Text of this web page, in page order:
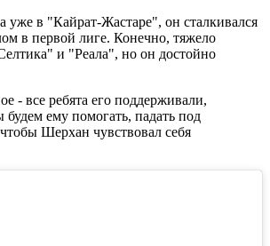
уже в "Кайрат-Жастаре", он сталкивался
в первой лиге. Конечно, тяжело
и "Реала", но он достойно
- все ребята его поддерживали,
ему помогать, падать под
Шерхан чувствовал себя